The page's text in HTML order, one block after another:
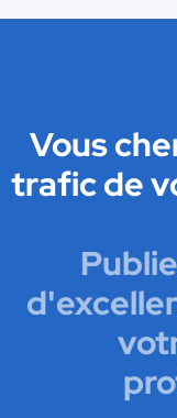
Vous
trafic de